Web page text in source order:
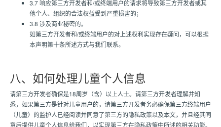
3.7 响应第三方开发者和/或终端用户的请求将导致第三方开发者或其
他个人、组织的合法权益受到严重损害的；
3.8 涉及商业秘密的。
如第三方开发者和/或终端用户的对上述权利实现存在疑问，可以根据
本声明第十条所述方式与我们联系。
八、如何处理儿童个人信息
请第三方开发者确保是18周岁（含）以上人士。请第三方开发者理解并知
悉，如果第三方是针对儿童用户的，请第三方开发者务必确保第三方终端用户
（儿童）的监护人已经阅读并同意了第三方的隐私政策以及本文，并且经其同
意后提供儿童个人信息给我们，以实现第三方在隐私政策中所述的相关功能。